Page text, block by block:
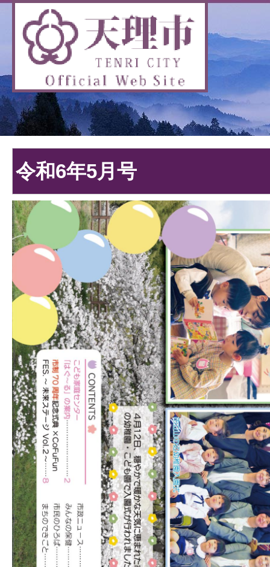
令和6年5月号